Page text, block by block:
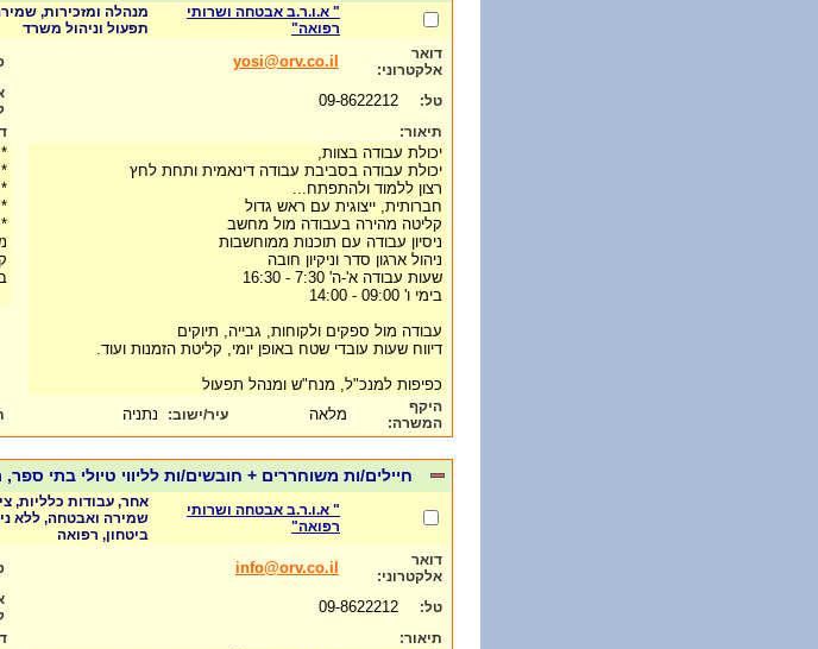
" א.ו.ר.ב אבטחה ושרותי
רפואה"
מנהלה ומזכירות,
תפעול וניהול משרד
דואר
אלקטרוני:
yosi@orv.co.il
טל:
תיאור:
יכולת עבודה בצוות,
יכולת עבודה בסביבת עבודה דינאמית ותחת לחץ
רצון ללמוד ולהתפתח...
חברותית, ייצוגית עם ראש גדול
קליטה מהירה בעבודה מול מחשב
ניסיון עבודה עם תוכנות ממוחשבות
ניהול ארגון סדר וניקיון חובה
שעות עבודה א'-ה' 7:30 - 16:30
בימי ו' 09:00 - 14:00
עבודה מול ספקים ולקוחות, גבייה, תיוקים
דיווח שעות עובדי שטח באופן יומי, קליטת הזמנות ועוד.
כפיפות למנכ"ל, מנח"ש ומנהל תפעול
היקף
המשרה:
מלאה עיר/ישוב: נתניה
חיילים/ות משוחררים + חובשים/ות לליווי טיולי בתי
" א.ו.ר.ב אבטחה ושרותי
רפואה"
אחר, עבודות כלליות,
שמירה ואבטחה, ללא
ביטחון, רפואה
דואר
אלקטרוני:
info@orv.co.il
טל:
תיאור: